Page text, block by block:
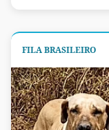
FILA BRASILEIRO